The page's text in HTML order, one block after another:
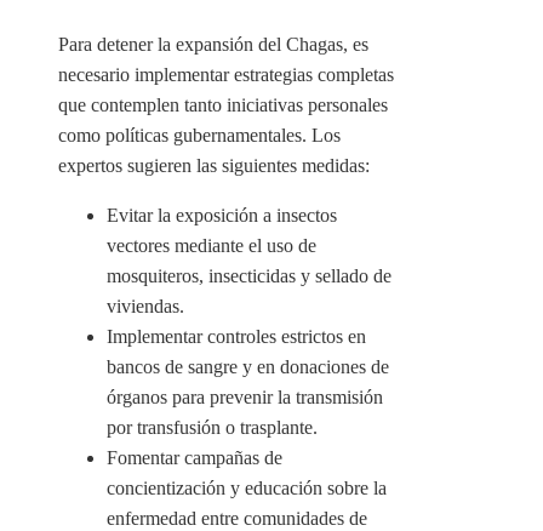
Para detener la expansión del Chagas, es
necesario implementar estrategias completas
que contemplen tanto iniciativas personales
como políticas gubernamentales. Los
expertos sugieren las siguientes medidas:
Evitar la exposición a insectos
vectores mediante el uso de
mosquiteros, insecticidas y sellado de
viviendas.
Implementar controles estrictos en
bancos de sangre y en donaciones de
órganos para prevenir la transmisión
por transfusión o trasplante.
Fomentar campañas de
concientización y educación sobre la
enfermedad entre comunidades de